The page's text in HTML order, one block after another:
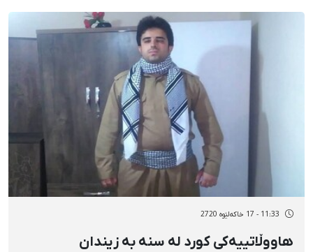
11:33 - 17 خاکەلێوه 2720
هاووڵاتییەکی کورد لە سنە بە زیندان